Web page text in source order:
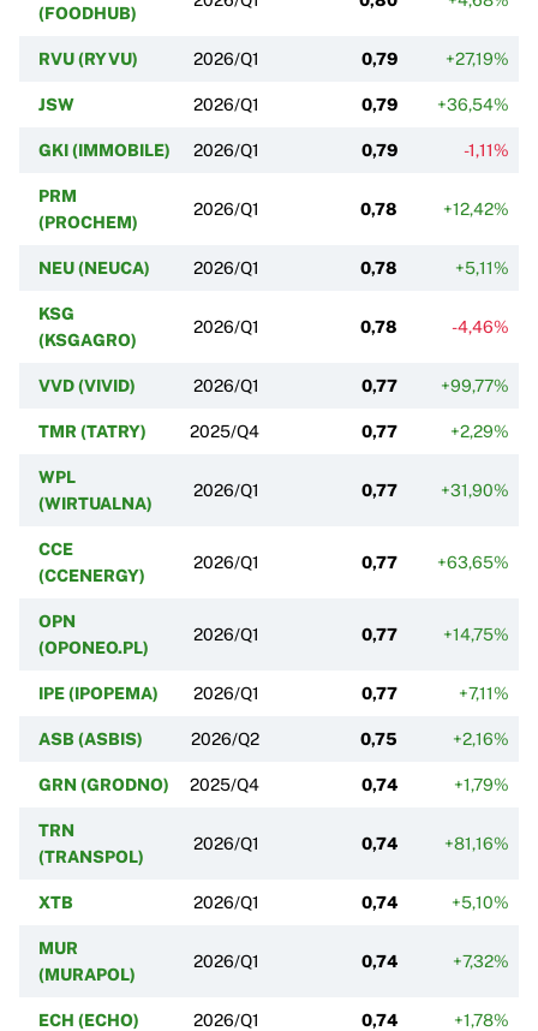
(FOODHUB)
RVU (RYVU) 2026/Q1 0,79 +27,19%
JSW 2026/Q1 0,79 +36,54%
GKI (IMMOBILE) 2026/Q1 0,79 -1,11%
PRM
(PROCHEM)
2026/Q1 0,78 +12,42%
NEU (NEUCA) 2026/Q1 0,78 +5,11%
KSG
(KSGAGRO)
2026/Q1 0,78 -4,46%
VVD (VIVID) 2026/Q1 0,77 +99,77%
TMR (TATRY) 2025/Q4 0,77 +2,29%
WPL
(WIRTUALNA)
2026/Q1 0,77 +31,90%
CCE
(CCENERGY)
2026/Q1 0,77 +63,65%
OPN
(OPONEO.PL)
2026/Q1 0,77 +14,75%
IPE (IPOPEMA) 2026/Q1 0,77 +7,11%
ASB (ASBIS) 2026/Q2 0,75 +2,16%
GRN (GRODNO) 2025/Q4 0,74 +1,79%
TRN
(TRANSPOL)
2026/Q1 0,74 +81,16%
XTB 2026/Q1 0,74 +5,10%
MUR
(MURAPOL)
2026/Q1 0,74 +7,32%
ECH (ECHO) 2026/Q1 0,74 +1,78%